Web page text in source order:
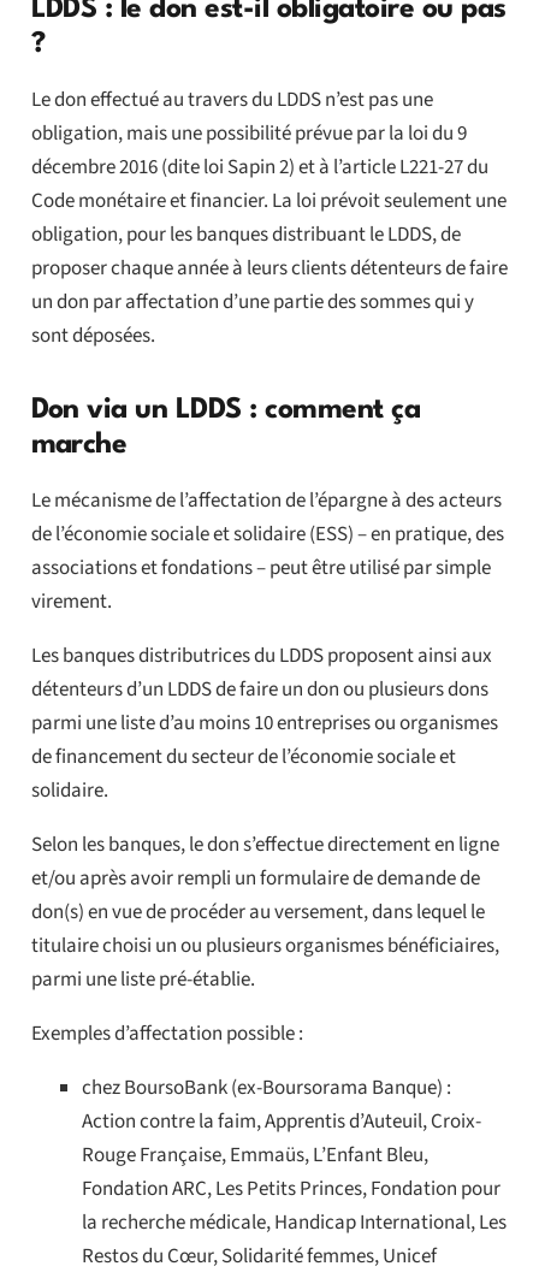
LDDS : le don est-il obligatoire ou pas
?
Le don effectué au travers du LDDS n’est pas une
obligation, mais une possibilité prévue par la loi du 9
décembre 2016 (dite loi Sapin 2) et à l’article L221-27 du
Code monétaire et financier. La loi prévoit seulement une
obligation, pour les banques distribuant le LDDS, de
proposer chaque année à leurs clients détenteurs de faire
un don par affectation d’une partie des sommes qui y
sont déposées.
Don via un LDDS : comment ça
marche
Le mécanisme de l’affectation de l’épargne à des acteurs
de l’économie sociale et solidaire (ESS) – en pratique, des
associations et fondations – peut être utilisé par simple
virement.
Les banques distributrices du LDDS proposent ainsi aux
détenteurs d’un LDDS de faire un don ou plusieurs dons
parmi une liste d’au moins 10 entreprises ou organismes
de financement du secteur de l’économie sociale et
solidaire.
Selon les banques, le don s’effectue directement en ligne
et/ou après avoir rempli un formulaire de demande de
don(s) en vue de procéder au versement, dans lequel le
titulaire choisi un ou plusieurs organismes bénéficiaires,
parmi une liste pré-établie.
Exemples d’affectation possible :
chez BoursoBank (ex-Boursorama Banque) :
Action contre la faim, Apprentis d’Auteuil, Croix-
Rouge Française, Emmaüs, L’Enfant Bleu,
Fondation ARC, Les Petits Princes, Fondation pour
la recherche médicale, Handicap International, Les
Restos du Cœur, Solidarité femmes, Unicef